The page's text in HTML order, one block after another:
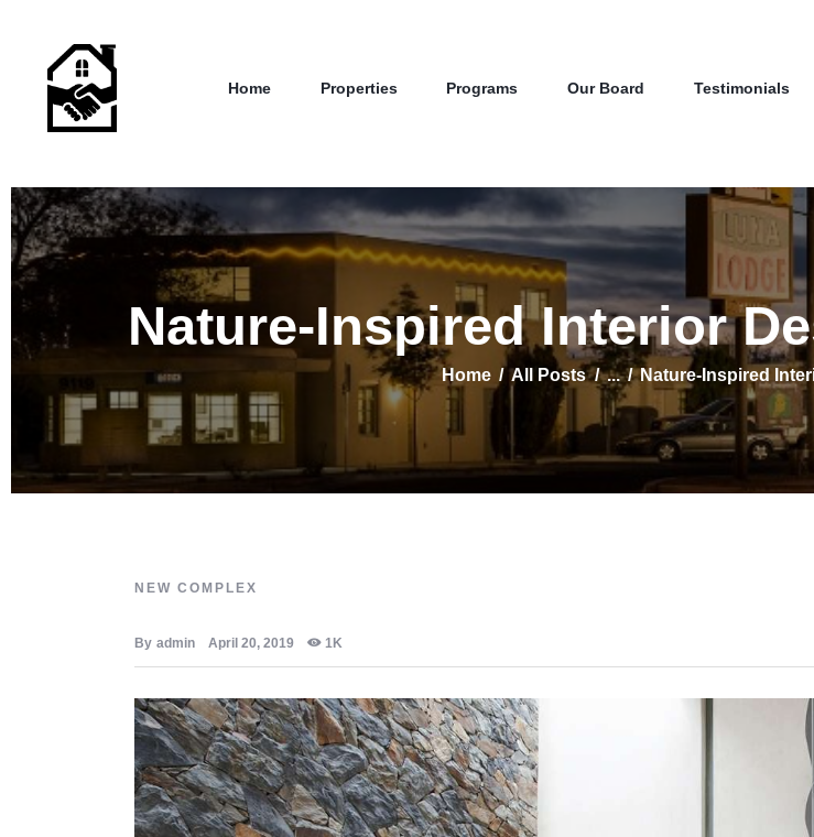
Home Properties Programs Our Board Testimonials
Nature-Inspired Interior
Home All Posts ... Nature-Inspired
NEW LIFE
Programs
Contact Us
NEW COMPLEX
By admin April 20, 2019 1K